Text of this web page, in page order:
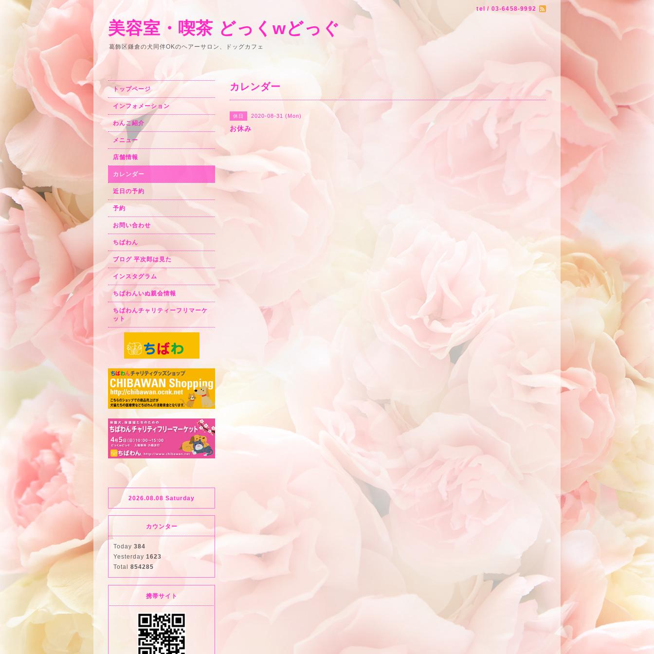
tel / 03-6458-9992
美容室・喫茶 どっくwどっぐ
葛飾区鎌倉の犬同伴OKのヘアーサロン、ドッグカフェ
カレンダー
休日 2020-08-31 (Mon)
お休み
トップページ
インフォメーション
わんこ紹介
メニュー
店舗情報
カレンダー
近日の予約
予約
お問い合わせ
ちばわん
ブログ 平次郎は見た
インスタグラム
ちばわんいぬ親会情報
ちばわんチャリティーフリマーケ
ット
2026.08.08 Saturday
カウンター
Today 384
Yesterday 1623
Total 854285
携帯サイト